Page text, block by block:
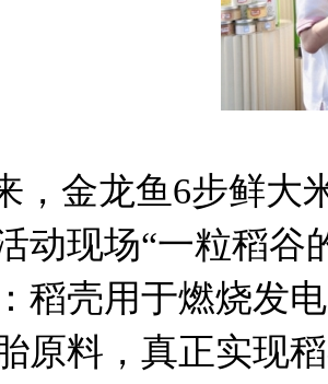
金龙鱼6步鲜大
动现场“一粒稻谷
稻壳用于燃烧发
原料，真正实现